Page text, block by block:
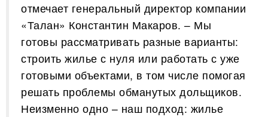
отмечает генеральный директор компании
«Талан» Константин Макаров. – Мы
готовы рассматривать разные варианты:
строить жилье с нуля или работать с уже
готовыми объектами, в том числе помогая
решать проблемы обманутых дольщиков.
Неизменно одно – наш подход: жилье